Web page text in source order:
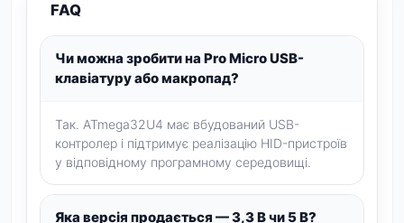
FAQ
Чи можна зробити на Pro Micro USB-
клавіатуру або макропад?
Так. ATmega32U4 має вбудований USB-
контролер і підтримує реалізацію HID-пристроїв
у відповідному програмному середовищі.
Яка версія продається — 3,3 В чи 5 В?